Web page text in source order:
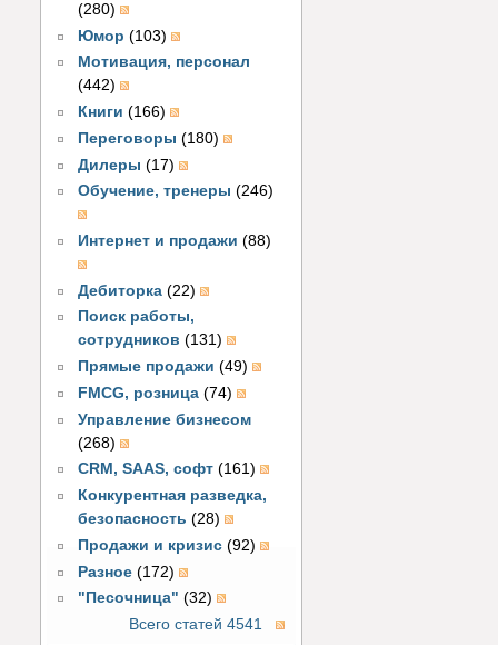
(280)
Юмор (103)
Мотивация, персонал
(442)
Книги (166)
Переговоры (180)
Дилеры (17)
Обучение, тренеры (246)
Интернет и продажи (88)
Дебиторка (22)
Поиск работы,
сотрудников (131)
Прямые продажи (49)
FMCG, розница (74)
Управление бизнесом
(268)
CRM, SAAS, софт (161)
Конкурентная разведка,
безопасность (28)
Продажи и кризис (92)
Разное (172)
"Песочница" (32)
Всего статей 4541